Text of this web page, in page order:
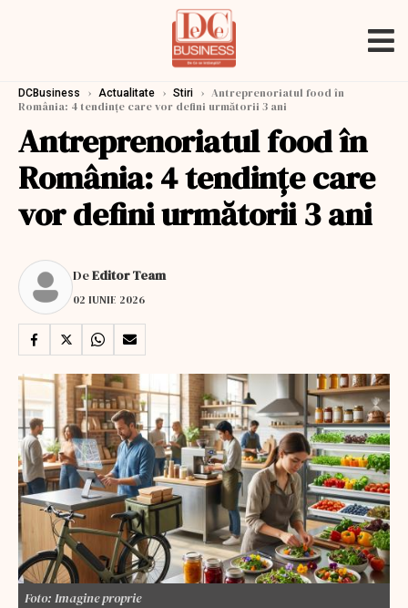
DCBusiness › Actualitate › Stiri › Antreprenoriatul food în
România: 4 tendințe care vor defini următorii 3 ani
Antreprenoriatul food în
România: 4 tendințe care
vor defini următorii 3 ani
DeEditor Team
02 IUNIE 2026
Foto: Imagine proprie